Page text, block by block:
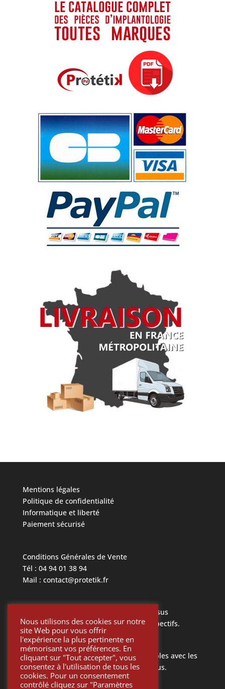
Mentions légales
Politique de confidentialité
Informatique et liberté
Paiement sécurisé
Conditions Générales de Vente
Tél : 04 94 01 38 94
Mail : contact@protetik.fr
Toutes les marques mentionnées ci dessus
appartiennent à leurs propriétaires respectifs.
Toutes les pièces Protétik sont compatibles avec les
différents systèmes mentionnés ci-dessus.
Nous utilisons des cookies sur notre
site Web pour vous offrir
l'expérience la plus pertinente en
mémorisant vos préférences. En
cliquant sur "Tout accepter", vous
consentez à l'utilisation de tous les
cookies. Pour un consentement
contrôlé cliquez sur "Paramètres